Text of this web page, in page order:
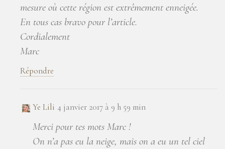
mesure où cette région est extrêmement enneigée.
En tous cas bravo pour l’article.
Cordialement
Marc
Répondre
Ye Lili 4 janvier 2017 à 9 h 59 min
Merci pour tes mots Marc !
On n’a pas eu la neige, mais on a eu un tel ciel